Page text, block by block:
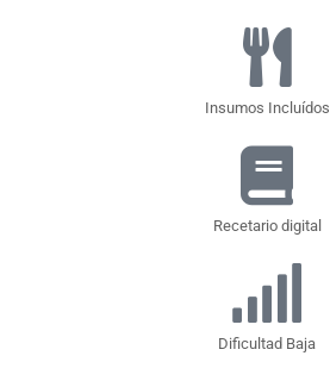
Insumos Incluídos
Recetario digital
Dificultad Baja